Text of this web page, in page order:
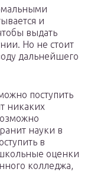
и
выдать
Но не стоит
дальнейшего
поступить
никаких
науки в
в
оценки
колледжа,